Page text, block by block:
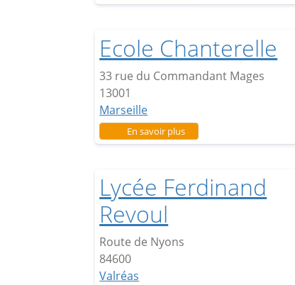
Ecole Chanterelle
33 rue du Commandant Mages
13001
Marseille
En savoir plussur Ecole Chanterelle
Lycée Ferdinand
Revoul
Route de Nyons
84600
Valréas